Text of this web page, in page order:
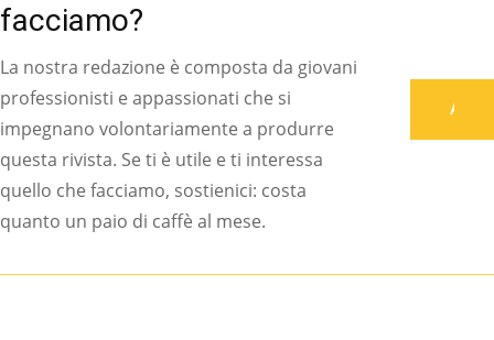
facciamo?
La nostra redazione è composta da giovani
professionisti e appassionati che si
impegnano volontariamente a produrre
questa rivista. Se ti è utile e ti interessa
quello che facciamo, sostienici: costa
quanto un paio di caffè al mese.